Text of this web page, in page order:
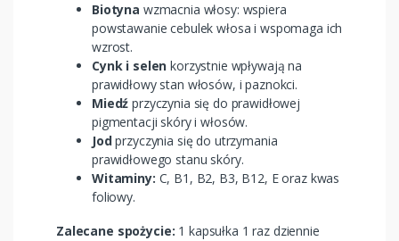
Biotyna wzmacnia włosy: wspiera
powstawanie cebulek włosa i wspomaga ich
wzrost.
Cynk i selen korzystnie wpływają na
prawidłowy stan włosów, i paznokci.
Miedź przyczynia się do prawidłowej
pigmentacji skóry i włosów.
Jodprzyczynia się do utrzymania
prawidłowego stanu skóry.
Witaminy: C, B1, B2, B3, B12, E oraz kwas
foliowy.
Zalecane spożycie: 1 kapsułka 1 raz dziennie